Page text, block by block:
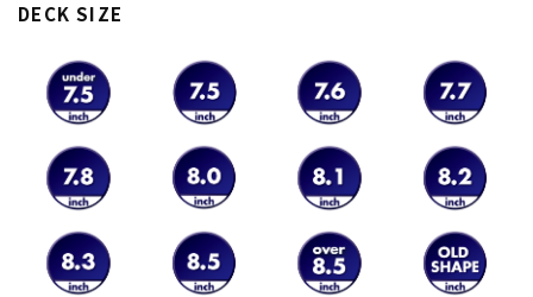
ムラサキスポーツ 公式アプリ
ポイント・クーポンもこのアプリで！
DECK SIZE